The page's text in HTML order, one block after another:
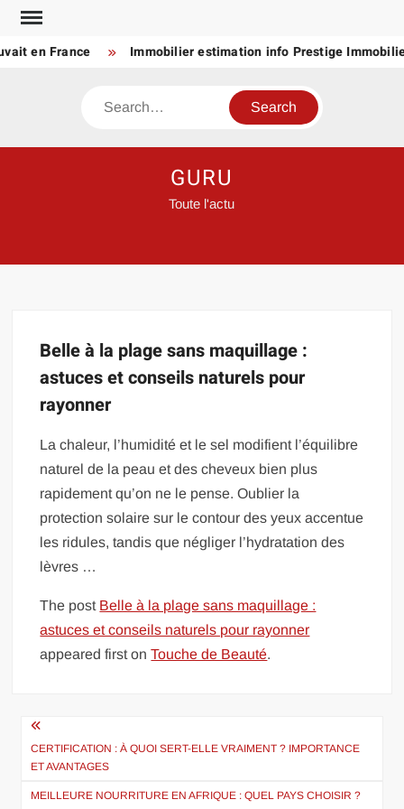
Skip
contenten France Immobilier estimation info Prestige
Search
GURU
Toute l'actu
Belle à la plage sans maquillage :
astuces et conseils naturels pour
rayonner
La chaleur, l’humidité et le sel modifient l’équilibre
naturel de la peau et des cheveux bien plus
rapidement qu’on ne le pense. Oublier la
protection solaire sur le contour des yeux accentue
les ridules, tandis que négliger l’hydratation des
lèvres …
The post Belle à la plage sans maquillage :
astuces et conseils naturels pour rayonner
appeared first onTouche de Beauté.
Navigation
de
l’article
CERTIFICATION : À QUOI SERT-ELLE VRAIMENT ? IMPORTANCE
ET AVANTAGES
MEILLEURE NOURRITURE EN AFRIQUE : QUEL PAYS CHOISIR ?